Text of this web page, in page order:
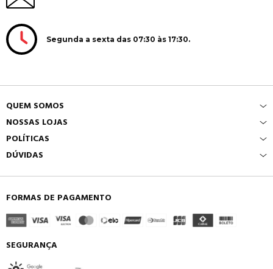
Segunda a sexta das 07:30 às 17:30.
QUEM SOMOS
NOSSAS LOJAS
POLÍTICAS
DÚVIDAS
FORMAS DE PAGAMENTO
SEGURANÇA